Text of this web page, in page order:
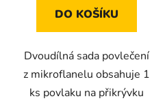
DO KOŠÍKU
Dvoudílná sada povlečení
z mikroflanelu obsahuje 1
ks povlaku na přikrývku